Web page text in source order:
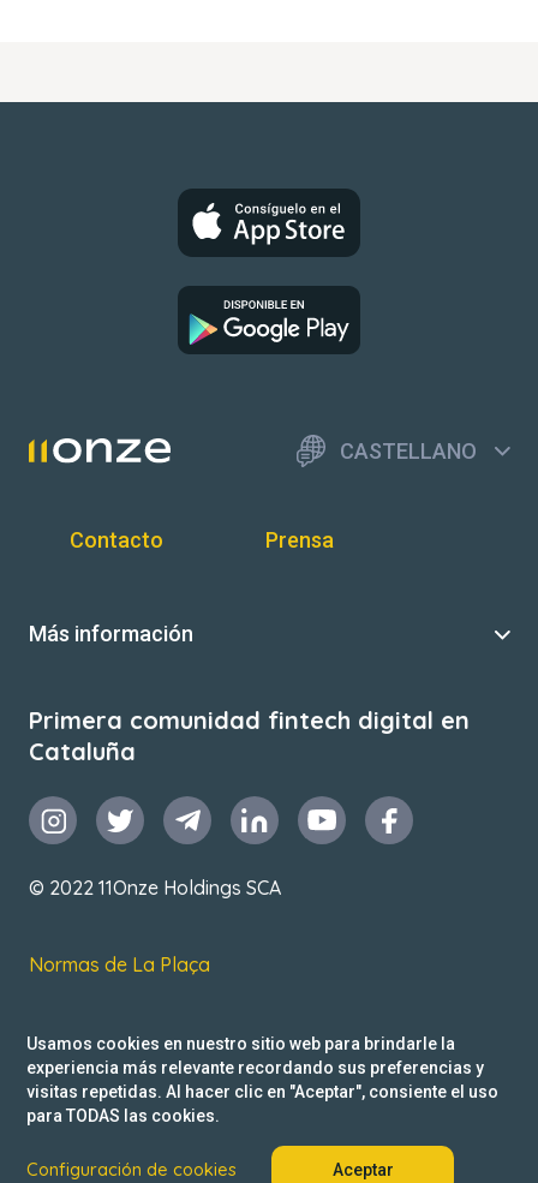
CASTELLANO
Contacto Prensa
Más información
Primera comunidad fintech digital en
Cataluña
© 2022 11Onze Holdings SCA
Normas de La Plaça
Política de privacidad
Reclamacions
Usamos cookies en nuestro sitio web para brindarle la
experiencia más relevante recordando sus preferencias y
visitas repetidas. Al hacer clic en "Aceptar", consiente el uso
para TODAS las cookies.
Configuración de cookies Aceptar